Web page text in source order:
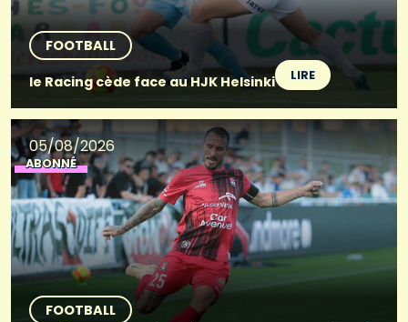
FOOTBALL
le Racing cède face au HJK Helsinki
LIRE
05/08/2026
ABONNÉ
FOOTBALL